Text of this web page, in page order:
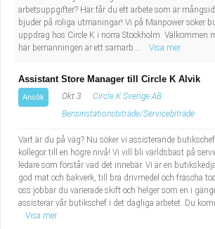
arbetsuppgifter? Här får du ett arbete som är
bjuder på roliga utmaningar! Vi på Manpower söker
uppdrag hos Circle K i norra Stockholm. Välkommen
här bemanningen är ett samarb...
Visa mer
Assistant Store Manager till Circle K Alvik
Ansök Okt 3
Circle K Sverige AB
Bensinstationsbiträde/Servicebiträde
Vart är du på väg? Nu söker vi assisterande
kollegor till en högre nivå! Vi vill bli världsbäst på
ledare som förstår vad det innebär. Vi är en
god mat och bakverk, till bra drivmedel och fräscha
oss jobbar du varierade skift och helger som en i
assisterar vår butikschef i det dagliga arbetet. Du
Visa mer